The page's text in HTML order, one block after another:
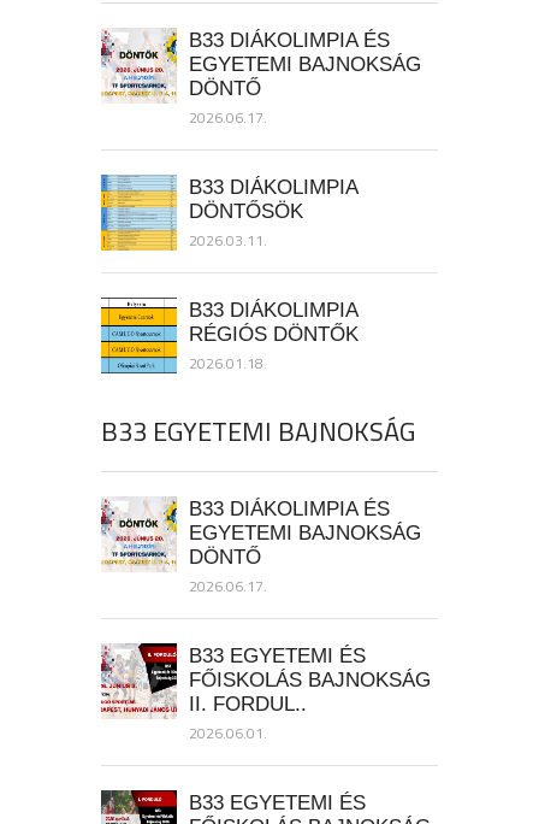
B33 DIÁKOLIMPIA ÉS
EGYETEMI BAJNOKSÁG
DÖNTŐ
2026.06.17.
B33 DIÁKOLIMPIA
DÖNTŐSÖK
2026.03.11.
B33 DIÁKOLIMPIA
RÉGIÓS DÖNTŐK
2026.01.18.
B33 EGYETEMI BAJNOKSÁG
B33 DIÁKOLIMPIA ÉS
EGYETEMI BAJNOKSÁG
DÖNTŐ
2026.06.17.
B33 EGYETEMI ÉS
FŐISKOLÁS BAJNOKSÁG
II. FORDUL..
2026.06.01.
B33 EGYETEMI ÉS